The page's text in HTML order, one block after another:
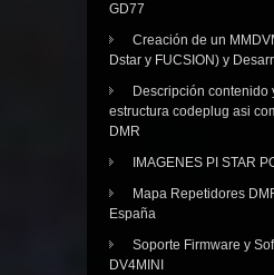
GD77
Creación de un
Dstar y FUCSION) y
Descripción contenido
estructura codeplug asi
DMR
IMAGENES PI STAR
Mapa Repetidores
España
Soporte Firmware y
DV4MINI